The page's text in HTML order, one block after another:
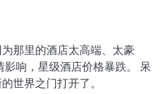
那里的酒店太高端、太豪
响，星级酒店价格暴跌。 呆
世界之门打开了。